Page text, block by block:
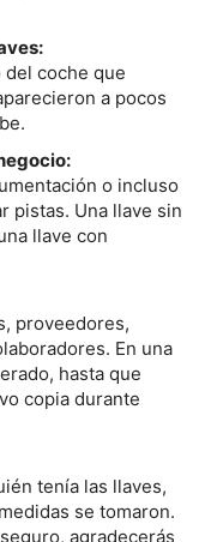
coche que
a pocos
o incluso
pistas. Una llave sin
llave con
proveedores,
En una
hasta que
copia durante
tenía las llaves,
se tomaron.
agradecerás